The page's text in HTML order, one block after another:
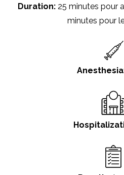
Duration: 25 minutes pour
minutes pour